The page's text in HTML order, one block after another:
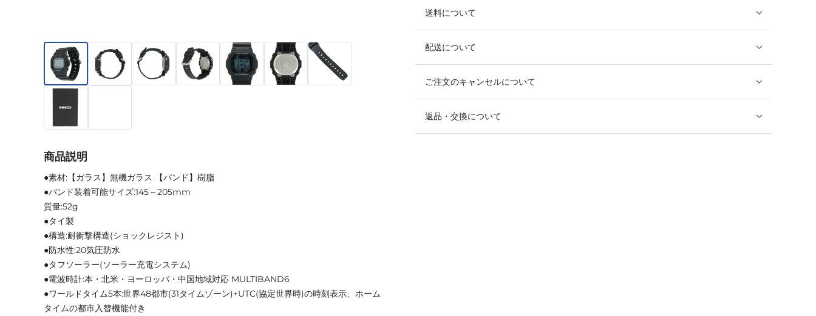
送料について
配送について
ご注文のキャンセルについて
返品・交換について
商品説明
●素材:【ガラス】無機ガラス 【バンド】樹脂
●バンド装着可能サイズ:145～205mm
質量:52g
●タイ製
●構造:耐衝撃構造(ショックレジスト)
●防水性:20気圧防水
●タフソーラー(ソーラー充電システム)
●電波時計:本・北米・ヨーロッパ・中国地域対応 MULTIBAND6
●ワールドタイム5本:世界48都市(31タイムゾーン)+UTC(協定世界時)の時刻表示、ホーム
タイムの都市入替機能付き